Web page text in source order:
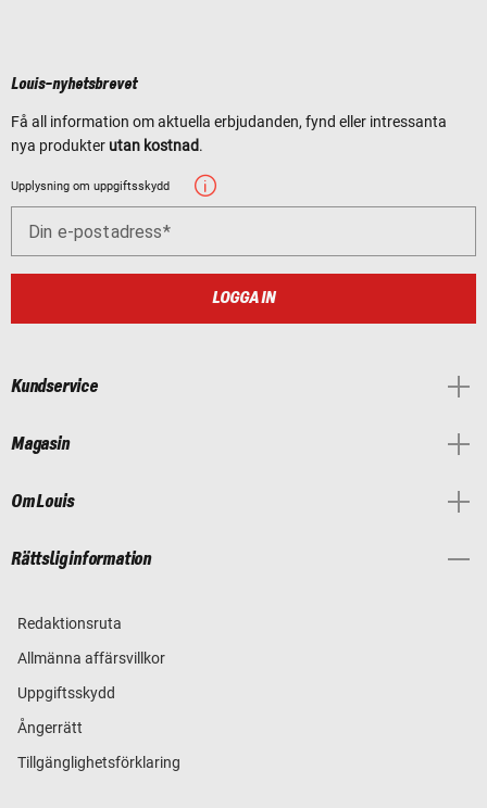
Louis-nyhetsbrevet
Få all information om aktuella erbjudanden, fynd eller intressanta
nya produkter utan kostnad.
Upplysning om uppgiftsskydd
Din e-postadress
LOGGA IN
Kundservice
Magasin
Om Louis
Rättslig information
Redaktionsruta
Allmänna affärsvillkor
Uppgiftsskydd
Ångerrätt
Tillgänglighetsförklaring